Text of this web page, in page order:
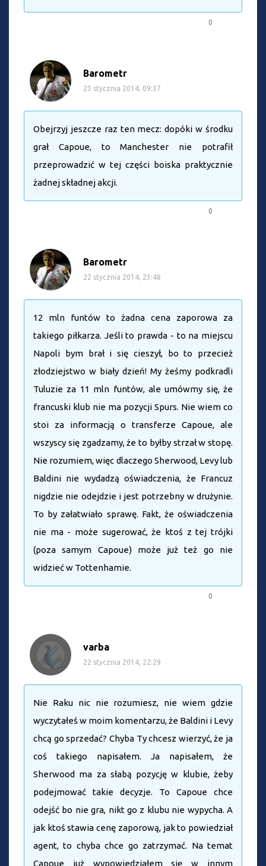
0
Barometr
23 stycznia 2014, 09:37
Obejrzyj jeszcze raz ten mecz: dopóki w środku
grał Capoue, to Manchester nie potrafił
przeprowadzić w tej części boiska praktycznie
żadnej składnej akcji.
0
Barometr
22 stycznia 2014, 23:48
12 mln funtów to żadna cena zaporowa za
takiego piłkarza. Jeśli to prawda - to na miejscu
Napoli bym brał i się cieszył, bo to przecież
złodziejstwo w biały dzień! My żeśmy podkradli
Tuluzie za 11 mln funtów, ale umówmy się, że
francuski klub nie ma pozycji Spurs. Nie wiem co
stoi za informacją o transferze Capoue, ale
wszyscy się zgadzamy, że to byłby strzał w stopę.
Nie rozumiem, więc dlaczego Sherwood, Levy lub
Baldini nie wydadzą oświadczenia, że Francuz
nigdzie nie odejdzie i jest potrzebny w drużynie.
To by załatwiało sprawę. Fakt, że oświadczenia
nie ma - może sugerować, że ktoś z tej trójki
(poza samym Capoue) może już też go nie
widzieć w Tottenhamie.
0
varba
22 stycznia 2014, 22:29
Nie Raku nic nie rozumiesz, nie wiem gdzie
wyczytałeś w moim komentarzu, że Baldini i Levy
chcą go sprzedać? Chyba Ty chcesz wierzyć, że ja
coś takiego napisałem. Ja napisałem, że
Sherwood ma za słabą pozycję w klubie, żeby
podejmować takie decyzje. To Capoue chce
odejść bo nie gra, nikt go z klubu nie wypycha. A
jak ktoś stawia cenę zaporową, jak to powiedział
agent, to chyba chce go zatrzymać. Na temat
Capoue już wypowiedziałem się w innym